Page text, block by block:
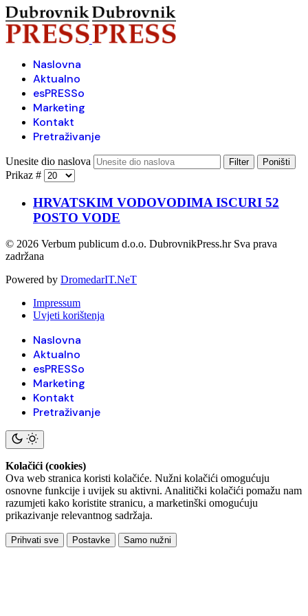
Naslovna
Aktualno
esPRESSo
Marketing
Kontakt
Pretraživanje
Unesite dio naslova Filter Poništi
Prikaz #
HRVATSKIM VODOVODIMA ISCURI 52
POSTO VODE
© 2026 Verbum publicum d.o.o. DubrovnikPress.hr Sva prava
zadržana
Powered by DromedarIT.NeT
Impressum
Uvjeti korištenja
Naslovna
Aktualno
esPRESSo
Marketing
Kontakt
Pretraživanje
Kolačići (cookies)
Ova web stranica koristi kolačiće. Nužni kolačići omogućuju
osnovne funkcije i uvijek su aktivni. Analitički kolačići pomažu nam
razumjeti kako koristite stranicu, a marketinški omogućuju
prikazivanje relevantnog sadržaja.
Prihvati sve Postavke Samo nužni